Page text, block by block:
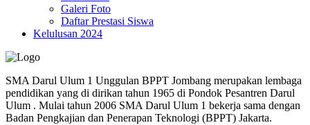
Galeri Foto
Daftar Prestasi Siswa
Kelulusan 2024
SMA Darul Ulum 1 Unggulan BPPT Jombang merupakan lembaga
pendidikan yang di dirikan tahun 1965 di Pondok Pesantren Darul
Ulum . Mulai tahun 2006 SMA Darul Ulum 1 bekerja sama dengan
Badan Pengkajian dan Penerapan Teknologi (BPPT) Jakarta.